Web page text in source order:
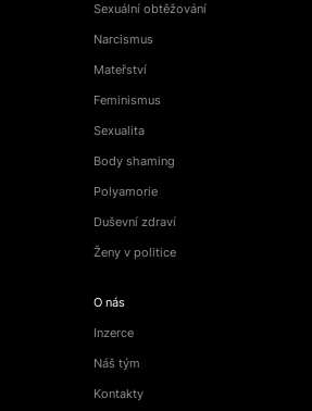
Sexuální obtěžování
Narcismus
Mateřství
Feminismus
Sexualita
Body shaming
Polyamorie
Duševní zdraví
Ženy v politice
O nás
Inzerce
Náš tým
Kontakty